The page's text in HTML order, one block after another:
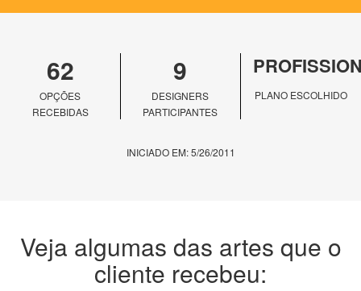
62
OPÇÕES
RECEBIDAS
9
DESIGNERS
PARTICIPANTES
PLANO ESCOLHIDO
INICIADO EM: 5/26/2011
Veja algumas das artes que o
cliente recebeu: